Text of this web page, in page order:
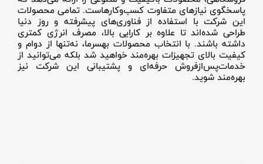
پاسخگوی نیازهای متفاوت کسب‌وکارهاست. تمامی محصولات
این شرکت با استفاده از فناوری‌های پیشرفته و روز دنیا
طراحی شده‌اند تا علاوه بر کارایی بالا، مصرف انرژی کمتری
داشته باشند. با انتخاب محصولات بهسرما، نه‌تنها از دوام و
کیفیت بالای تجهیزات بهره‌مند خواهید شد بلکه می‌توانید از
خدمات‌پس‌ازفروش حرفه‌ای و پشتیبانی این شرکت نیز
بهره‌مند شوید.